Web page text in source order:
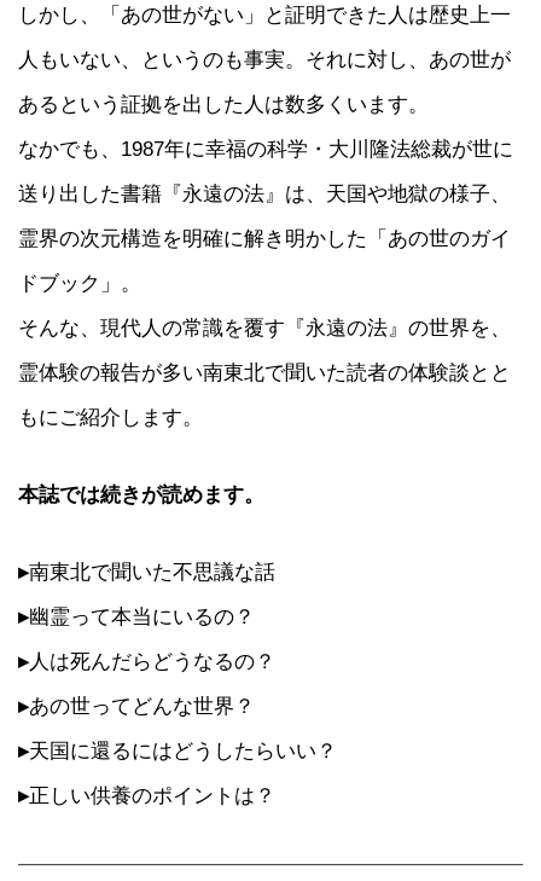
しかし、「あの世がない」と証明できた人は歴史上一
人もいない、というのも事実。それに対し、あの世が
あるという証拠を出した人は数多くいます。
なかでも、1987年に幸福の科学・大川隆法総裁が世に
送り出した書籍『永遠の法』は、天国や地獄の様子、
霊界の次元構造を明確に解き明かした「あの世のガイ
ドブック」。
そんな、現代人の常識を覆す『永遠の法』の世界を、
霊体験の報告が多い南東北で聞いた読者の体験談とと
もにご紹介します。
本誌では続きが読めます。
▸南東北で聞いた不思議な話
▸幽霊って本当にいるの？
▸人は死んだらどうなるの？
▸あの世ってどんな世界？
▸天国に還るにはどうしたらいい？
▸正しい供養のポイントは？